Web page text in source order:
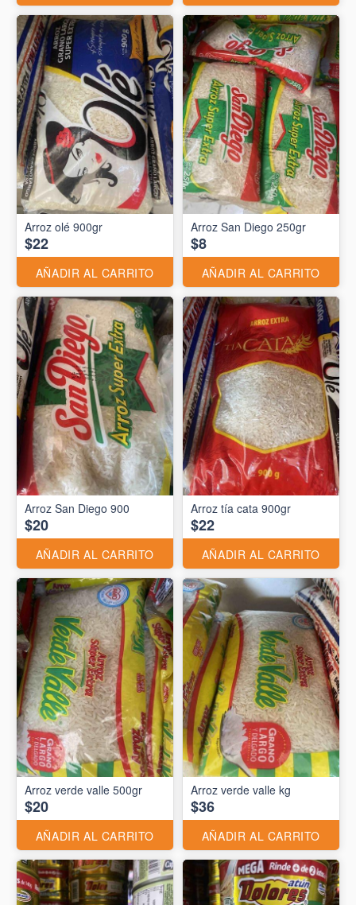
Arroz olé 900gr
$22
AÑADIR AL CARRITO
Arroz San Diego 250gr
$8
AÑADIR AL CARRITO
Arroz San Diego 900
$20
AÑADIR AL CARRITO
Arroz tía cata 900gr
$22
AÑADIR AL CARRITO
Arroz verde valle 500gr
$20
AÑADIR AL CARRITO
Arroz verde valle kg
$36
AÑADIR AL CARRITO